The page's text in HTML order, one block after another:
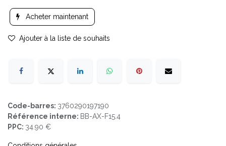
Acheter maintenant
Ajouter à la liste de souhaits
Code-barres: 3760290197190
Référence interne: BB-AX-F15.4
PPC: 34.90 €